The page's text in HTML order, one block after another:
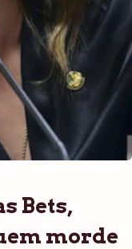
Bets,
morde